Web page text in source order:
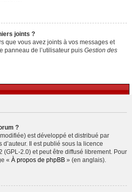
joints ?
que vous avez joints à vos messages et
panneau de l’utilisateur puis Gestion des
?
est développé et distribué par
d’auteur. Il est publié sous la licence
2.0) et peut être diffusé librement. Pour
« À propos de phpBB » (en anglais).